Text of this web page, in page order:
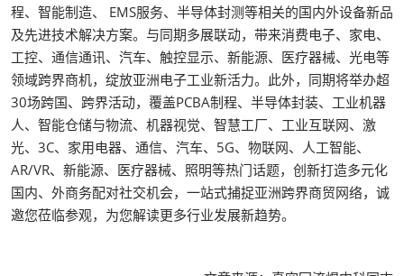
程、智能制造、 EMS服务、半导体封测等相关的国内外设备新品
及先进技术解决方案。与同期多展联动，带来消费电子、家电、
工控、通信通讯、汽车、触控显示、新能源、医疗器械、光电等
领域跨界商机，绽放亚洲电子工业新活力。此外，同期将举办超
30场跨国、跨界活动，覆盖PCBA制程、半导体封装、工业机器
人、智能仓储与物流、机器视觉、智慧工厂、工业互联网、激
光、3C、家用电器、通信、汽车、5G、物联网、人工智能、
AR/VR、新能源、医疗器械、照明等热门话题，创新打造多元化
国内、外商务配对社交机会，一站式捕捉亚洲跨界商贸网络，诚
邀您莅临参观，为您解读更多行业发展新趋势。